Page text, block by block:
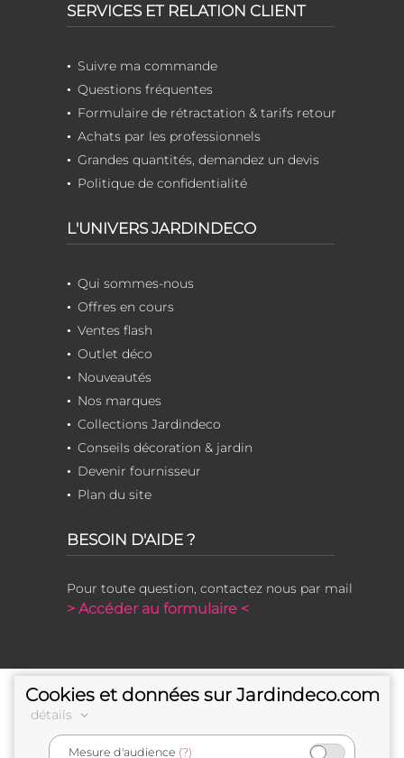
SERVICES ET RELATION CLIENT
Suivre ma commande
Questions fréquentes
Formulaire de rétractation & tarifs retour
Achats par les professionnels
Grandes quantités, demandez un devis
Politique de confidentialité
L'UNIVERS JARDINDECO
Qui sommes-nous
Offres en cours
Ventes flash
Outlet déco
Nouveautés
Nos marques
Collections Jardindeco
Conseils décoration & jardin
Devenir fournisseur
Plan du site
BESOIN D'AIDE ?
Pour toute question, contactez nous par mail
> Accéder au formulaire <
Cookies et données sur Jardindeco.com
détails
Mesure d'audience (?)